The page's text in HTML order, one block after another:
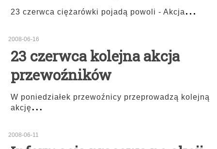
23 czerwca ciężarówki pojadą powoli - Akcja...
2008-06-16
23 czerwca kolejna akcja
przewoźników
W poniedziałek przewoźnicy przeprowadzą kolejną
akcję...
2008-06-11